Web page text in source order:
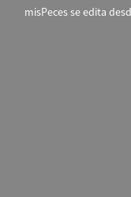
misPeces se edita